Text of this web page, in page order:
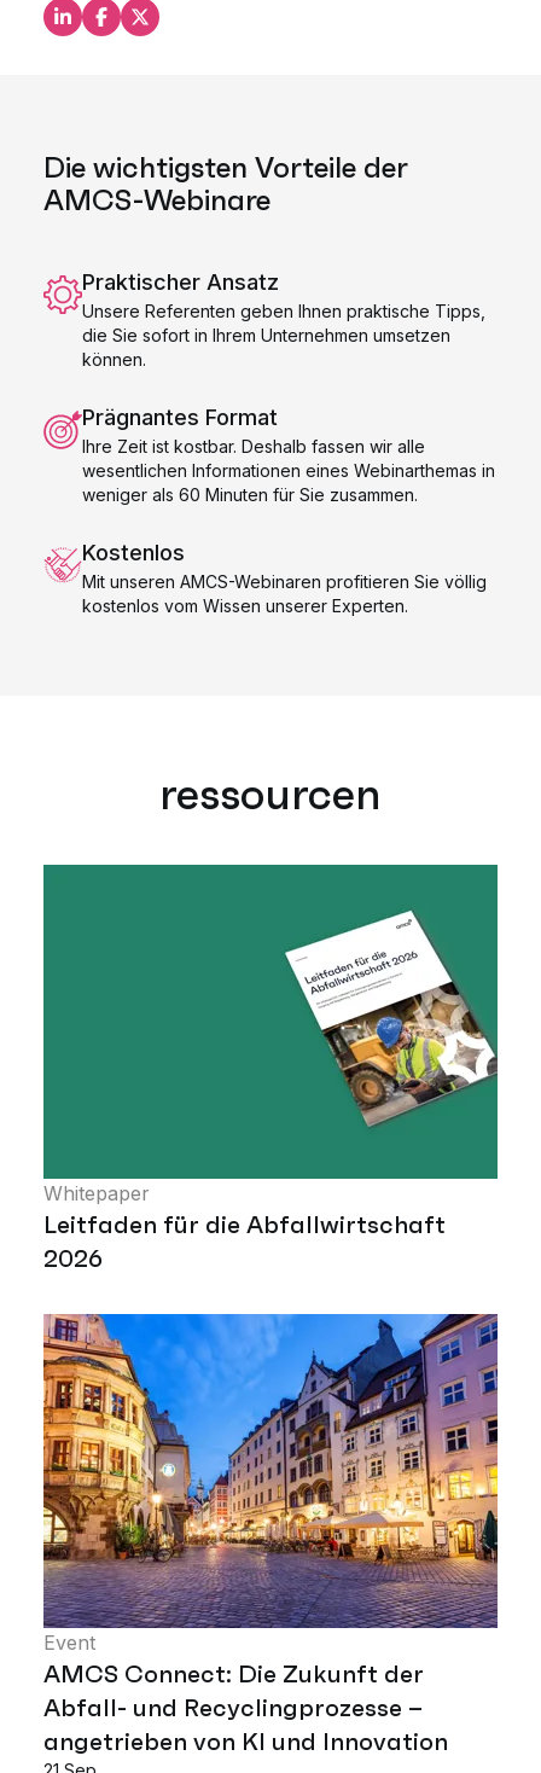
Teilen Sie dies auf LinkedIn
Teilen Sie dies auf Facebook
Teilen Sie dies auf X
Die wichtigsten Vorteile der
AMCS-Webinare
Praktischer Ansatz
Unsere Referenten geben Ihnen praktische Tipps,
die Sie sofort in Ihrem Unternehmen umsetzen
können.
Prägnantes Format
Ihre Zeit ist kostbar. Deshalb fassen wir alle
wesentlichen Informationen eines Webinarthemas in
weniger als 60 Minuten für Sie zusammen.
Kostenlos
Mit unseren AMCS-Webinaren profitieren Sie völlig
kostenlos vom Wissen unserer Experten.
ressourcen
Whitepaper
Leitfaden für die Abfallwirtschaft
2026
Event
AMCS Connect: Die Zukunft der
Abfall- und Recyclingprozesse –
angetrieben von KI und Innovation